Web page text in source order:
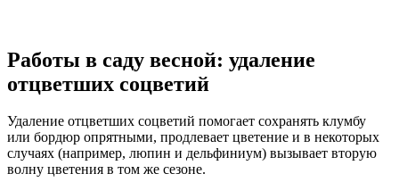
Работы в саду весной: удаление
отцветших соцветий
Удаление отцветших соцветий помогает сохранять клумбу
или бордюр опрятными, продлевает цветение и в некоторых
случаях (например, люпин и дельфиниум) вызывает вторую
волну цветения в том же сезоне.